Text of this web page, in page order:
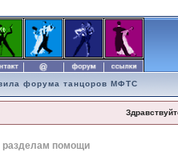
форума танцоров МФТС
разделам помощи